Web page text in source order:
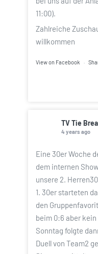
11:00).
Zahlreiche
willkommen
View on Facebook ·
TV Tie
4 years ago
Eine 30er Woche
dem internen
unsere 2.
1. 30er starteten
den
beim 0:6 aber
Sonntag folgte
Duell von Team2